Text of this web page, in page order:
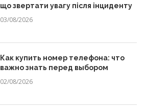
що звертати увагу після інциденту
03/08/2026
Как купить номер телефона: что
важно знать перед выбором
02/08/2026